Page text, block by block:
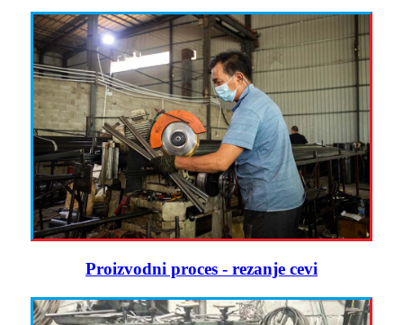
Proizvodni proces - rezanje cevi